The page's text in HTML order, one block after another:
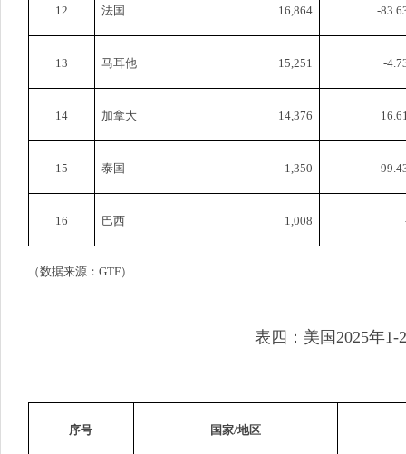
12 法国 16,864 -
13 马耳他 15,251 -
14 加拿大 14,376
15 泰国 1,350 -
16 巴西 1,008
（数据来源： GTF）
表四：美国2025年1-2
序号 国家/地区